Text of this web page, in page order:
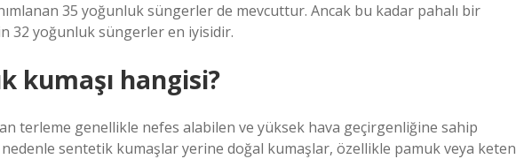
35 yoğunluk süngerler de mevcuttur. Ancak bu kadar pahalı bir
32 yoğunluk süngerler en iyisidir.
kumaşı hangisi?
terleme genellikle nefes alabilen ve yüksek hava geçirgenliğine sahip
sentetik kumaşlar yerine doğal kumaşlar, özellikle pamuk veya keten